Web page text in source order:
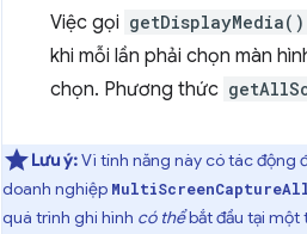
Việc gọi getDisplayMedia()
khi mỗi lần phải chọn màn
chọn. Phương thức
Lưu ý:Vì tính năng này có tác động
doanh nghiệp
quá trình ghi hình có thểbắt đầu tại một